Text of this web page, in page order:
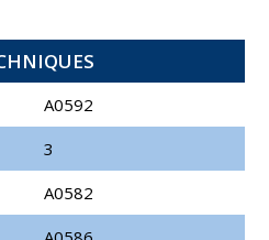
A0592
3
A0582